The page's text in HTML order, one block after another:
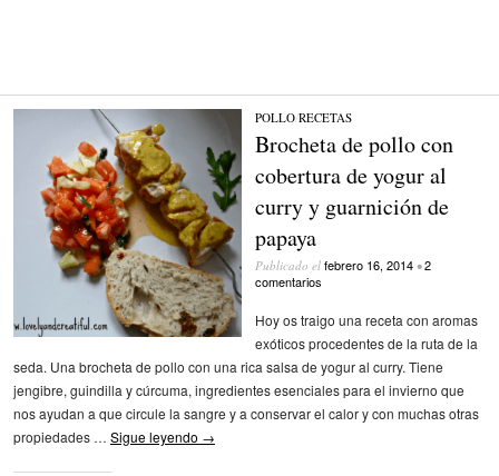
POLLO/RECETAS
Brocheta de pollo con
cobertura de yogur al
curry y guarnición de
papaya
Publicado el febrero 16, 2014 •2
comentarios
Hoy os traigo una receta con aromas
exóticos procedentes de la ruta de la
seda. Una brocheta de pollo con una rica salsa de yogur al curry. Tiene
jengibre, guindilla y cúrcuma, ingredientes esenciales para el invierno que
nos ayudan a que circule la sangre y a conservar el calor y con muchas otras
propiedades … Sigue leyendo →